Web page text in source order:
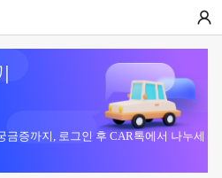
금증까지, 로그인 후 CAR톡에서 나누세